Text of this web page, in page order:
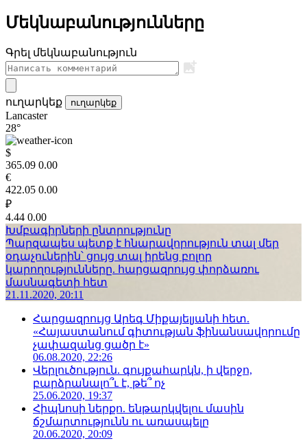
Մեկնաբանությունները
Գրել մեկնաբանություն
ուղարկեք ուղարկեք
Lancaster
28°
$
365.09 0.00
€
422.05 0.00
₽
4.44 0.00
Խմբագիրների ընտրությունը
Պարզապես պետք է հնարավորություն տալ մեր
օդաչուներին՝ ցույց տալ իրենց բոլոր
կարողությունները. հարցազրույց փորձառու
մասնագետի հետ
21.11.2020, 20:11
Հարցազրույց Արեգ Միքայելյանի հետ.
«Հայաստանում գիտության ֆինանսավորումը
չափազանց ցածր է»
06.08.2020, 22:26
Վերլուծություն. գույքահարկն, ի վերջո,
բարձրանալո՞ւ է, թե՞ ոչ
25.06.2020, 19:37
Հիպնոսի ներքո. ենթարկվելու մասին
ճշմարտությունն ու առասպելը
20.06.2020, 20:09